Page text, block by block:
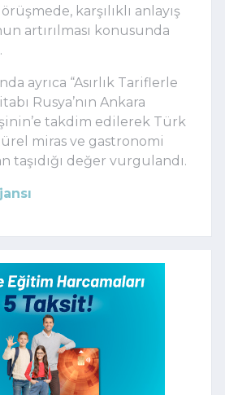
karşılıklı anlayış
artırılması konusunda
ayrıca “Asırlık Tariflerle
Rusya’nın Ankara
takdim edilerek Türk
miras ve gastronomi
taşıdığı değer vurgulandı.